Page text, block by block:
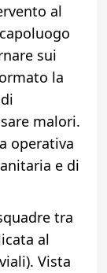
al
sui
la
malori.
operativa
e di
tra
al
Vista